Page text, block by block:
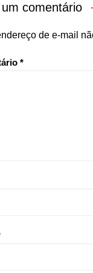
comentário
de e-mail
*